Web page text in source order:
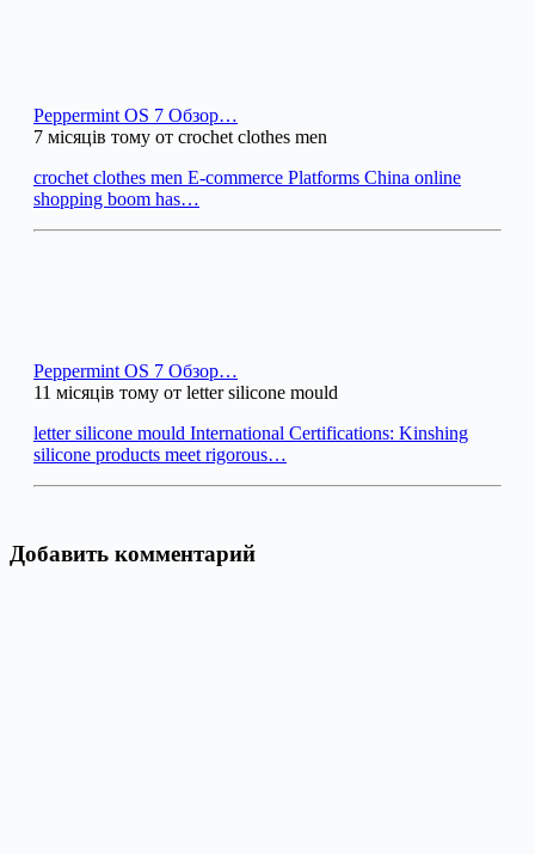
Peppermint OS 7 Обзор…
7 місяців тому от crochet clothes men
crochet clothes men E-commerce Platforms China online
shopping boom has…
Peppermint OS 7 Обзор…
11 місяців тому от letter silicone mould
letter silicone mould International Certifications: Kinshing
silicone products meet rigorous…
Добавить комментарий